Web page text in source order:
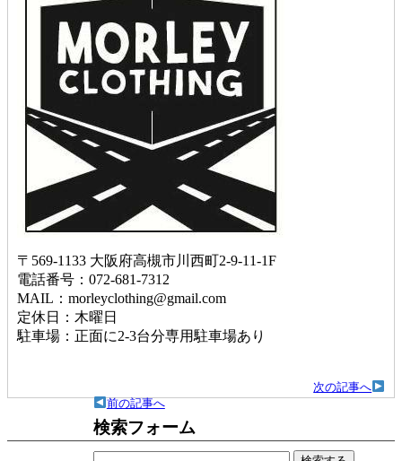
〒569-1133 大阪府高槻市川西町2-9-11-1F
電話番号：072-681-7312
MAIL：morleyclothing@gmail.com
定休日：木曜日
駐車場：正面に2-3台分専用駐車場あり
次の記事へ
前の記事へ
検索フォーム